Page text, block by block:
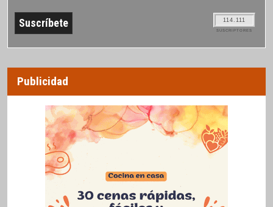
114.111
SUSCRIPTORES
Publicidad